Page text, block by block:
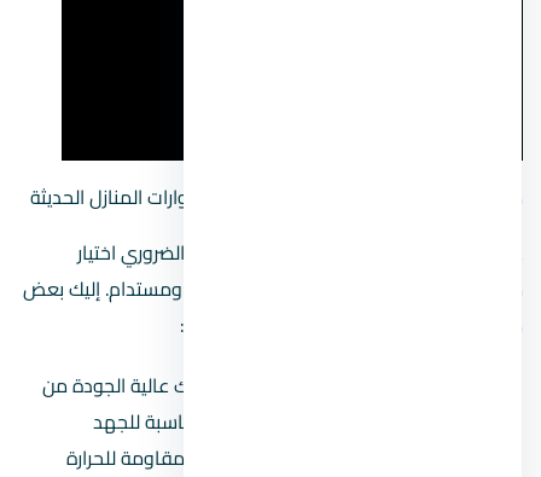
مستلزمات تشطيب الكهرباء للشقة وأكسسوارات المنازل الحديثة
عند بدء عملية تشطيب الكهرباء للشقة، من الضروري اختيار
مستلزمات ذات جودة عالية لضمان أداء آمن ومستدام. إليك بعض
من المستلزمات الأساسية التي يجب توفيرها:
تعتبر الأسلاك عالية الجودة من
أهم المستلزمات، حيث يجب أن تكون مناسبة للجهد
الكهربائي المتوقع. يفضل اختيار أسلاك مقاومة للحرارة